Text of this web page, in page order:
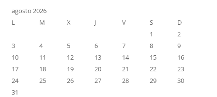
agosto 2026
L
M X J V S
D
1
2
3
4 5 6 7 8
9
10
11 12 13 14 15
16
17
18 19 20 21 22
23
24
25 26 27 28 29
30
31